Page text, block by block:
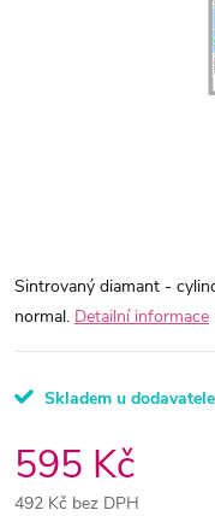
Sintrovaný diamant -
normal. Detailní informace
Skladem u dodavatele
595 Kč
492 Kč bez DPH